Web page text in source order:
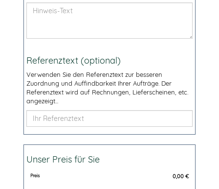
Referenztext (optional)
Verwenden Sie den Referenztext zur besseren
Zuordnung und Auffindbarkeit Ihrer Aufträge. Der
Referenztext wird auf Rechnungen, Lieferscheinen, etc.
angezeigt...
Unser Preis für Sie
Preis 0,00€